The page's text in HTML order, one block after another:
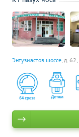
Энтузиастов шоссе, д. 62,